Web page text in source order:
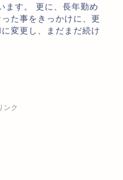
ます。 更に、長年勤め
た事をきっかけに、更
変更し、まだまだ続け
ンク